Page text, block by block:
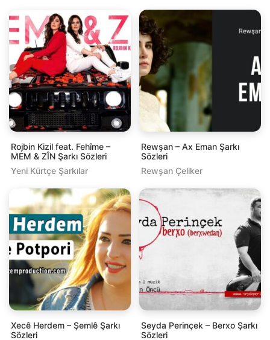
Rojbin Kizil feat. Fehîme –
MEM & ZÎN Şarkı Sözleri
Yeni Kürtçe Şarkılar
Rewşan – Ax Eman Şarkı
Sözleri
Rewşan Çeliker
Xecê Herdem – Şemlê Şarkı
Sözleri
Seyda Perinçek – Berxo Şarkı
Sözleri